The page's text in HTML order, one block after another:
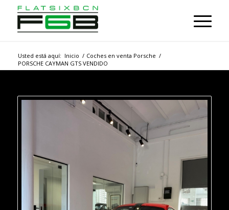
Usted está aquí: Inicio / Coches en venta Porsche /
PORSCHE CAYMAN GTS VENDIDO